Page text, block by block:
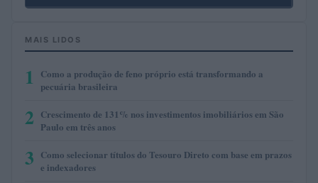
MAIS LIDOS
1
Como a produção de feno próprio está transformando a
pecuária brasileira
2 Crescimento de 131% nos investimentos imobiliários em São
Paulo em três anos
3 Como selecionar títulos do Tesouro Direto com base em prazos
e indexadores